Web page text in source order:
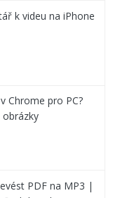
k videu na iPhone
Chrome pro PC?
PDF na MP3 |